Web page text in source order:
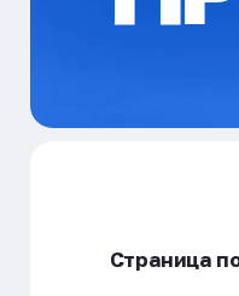
Страница